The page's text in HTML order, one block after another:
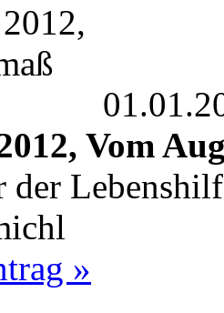
Vom
der
»